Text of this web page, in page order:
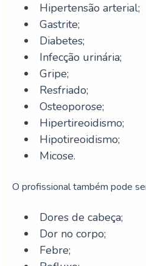
Hipertensão arterial;
Gastrite;
Diabetes;
Infecção urinária;
Gripe;
Resfriado;
Osteoporose;
Hipertireoidismo;
Hipotireoidismo;
Micose.
O profissional também pode
Dores de cabeça;
Dor no corpo;
Febre;